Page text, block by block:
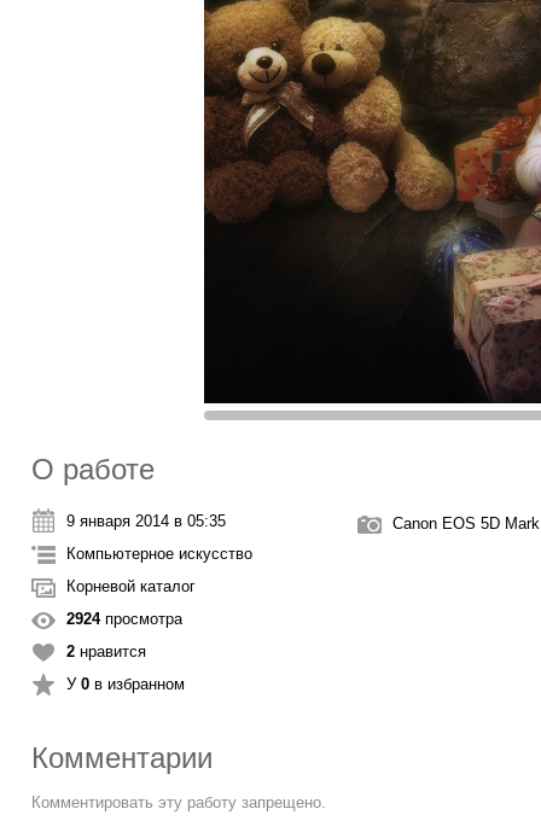
О работе
9 января 2014 в 05:35
Компьютерное искусство
Корневой каталог
2924просмотра
2 нравится
У 0 в избранном
Canon EOS 5D
Комментарии
Комментировать эту работу запрещено.